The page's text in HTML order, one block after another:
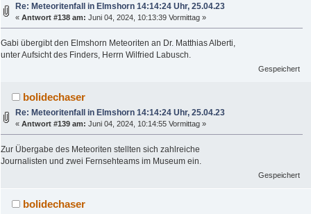
Re: Meteoritenfall in Elmshorn 14:14:24 Uhr, 25.04.23
«Antwort #138 am: Juni 04, 2024, 10:13:39 Vormittag »
Gabi übergibt den Elmshorn Meteoriten an Dr. Matthias Alberti,
unter Aufsicht des Finders, Herrn Wilfried Labusch.
Gespeichert
bolidechaser
Re: Meteoritenfall in Elmshorn 14:14:24 Uhr, 25.04.23
«Antwort #139 am: Juni 04, 2024, 10:14:55 Vormittag »
Zur Übergabe des Meteoriten stellten sich zahlreiche
Journalisten und zwei Fernsehteams im Museum ein.
Gespeichert
bolidechaser